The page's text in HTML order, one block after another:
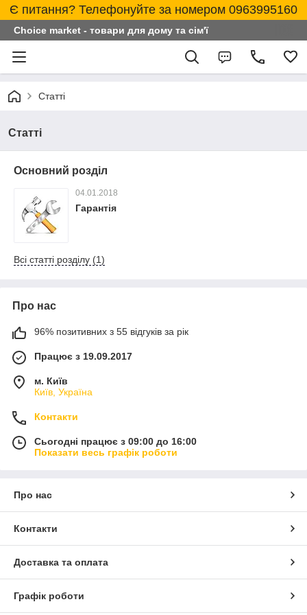
Є питання? Телефонуйте за номером 0963995160
Choice market - товари для дому та сім'ї
Статті
Статті
Основний розділ
04.01.2018
Гарантія
Всі статті розділу (1)
Про нас
96% позитивних з 55 відгуків за рік
Працює з 19.09.2017
м. Київ
Київ, Україна
Контакти
Сьогодні працює з 09:00 до 16:00
Показати весь графік роботи
Про нас
Контакти
Доставка та оплата
Графік роботи